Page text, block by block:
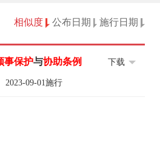
相似度 公布日期 施行日期
事保护与协助条例
2023-09-01施行
下载